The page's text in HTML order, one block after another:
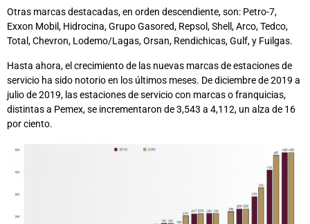
Otras marcas destacadas, en orden descendiente, son: Petro-7,
Exxon Mobil, Hidrocina, Grupo Gasored, Repsol, Shell, Arco, Tedco,
Total, Chevron, Lodemo/Lagas, Orsan, Rendichicas, Gulf, y Fuilgas.
Hasta ahora, el crecimiento de las nuevas marcas de estaciones de
servicio ha sido notorio en los últimos meses. De diciembre de 2019 a
julio de 2019, las estaciones de servicio con marcas o franquicias,
distintas a Pemex, se incrementaron de 3,543 a 4,112, un alza de 16
por ciento.